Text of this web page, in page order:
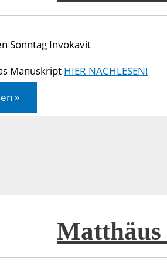
Sonntag Invokavit
Manuskript HIER NACHLESEN!
»
Matthäus